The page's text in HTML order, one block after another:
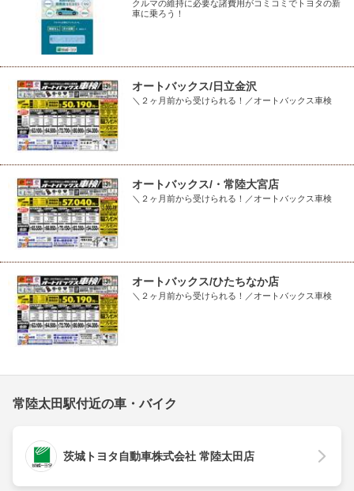
クルマの維持に必要な諸費用がコミコミでトヨタの新
車に乗ろう！
オートバックス/日立金沢
＼２ヶ月前から受けられる！／オートバックス車検
オートバックス/・常陸大宮店
＼２ヶ月前から受けられる！／オートバックス車検
オートバックス/ひたちなか店
＼２ヶ月前から受けられる！／オートバックス車検
常陸太田駅付近の車・バイク
茨城トヨタ自動車株式会社 常陸太田店